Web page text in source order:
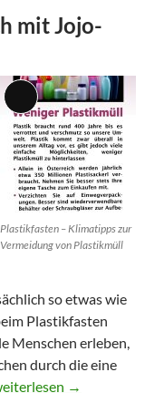
mit Jojo-
Lange
Beschreibung
Plastikfasten – Klimatipps zur
Vermeidung von Plastikmüll
so etwas wie
Plastikfasten
Menschen erleben,
durch die eine
Plastikfasten und
→